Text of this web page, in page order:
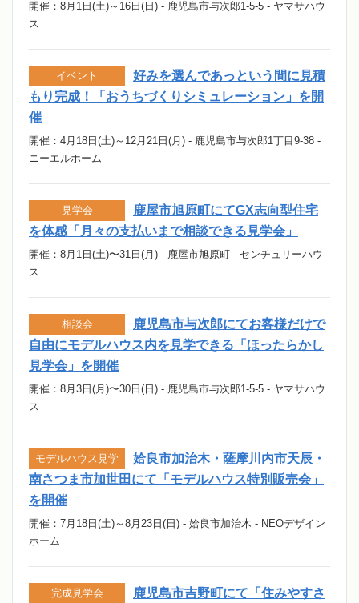
開催：8月1日(土)～16日(日) - 鹿児島市与次郎1-5-5 - ヤマサハウ
ス
好みを選んであっという間に見積
もり完成！「おうちづくりシミュレーション」を開
催
開催：4月18日(土)～12月21日(月) - 鹿児島市与次郎1丁目9-38 -
ニーエルホーム
イベント
鹿屋市旭原町にてGX志向型住宅
を体感「月々の支払いまで相談できる見学会」
開催：8月1日(土)〜31日(月) - 鹿屋市旭原町 - センチュリーハウ
ス
見学会
鹿児島市与次郎にてお客様だけで
自由にモデルハウス内を見学できる「ほったらかし
見学会」を開催
開催：8月3日(月)〜30日(日) - 鹿児島市与次郎1-5-5 - ヤマサハウ
ス
相談会
姶良市加治木・薩摩川内市天辰・
南さつま市加世田にて「モデルハウス特別販売会」
を開催
開催：7月18日(土)～8月23日(日) - 姶良市加治木 - NEOデザイン
ホーム
モデルハウス見学
鹿児島市吉野町にて「住みやすさ
完成見学会